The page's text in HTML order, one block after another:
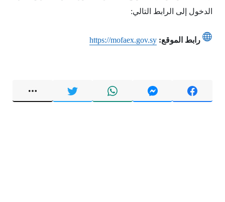
الدخول إلى الرابط التالي:
رابط الموقع: https://mofaex.gov.sy